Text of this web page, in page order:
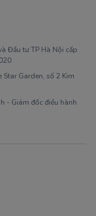
Đầu tư TP Hà Nội cấp
Star Garden, số 2 Kim
- Giám đốc điều hành